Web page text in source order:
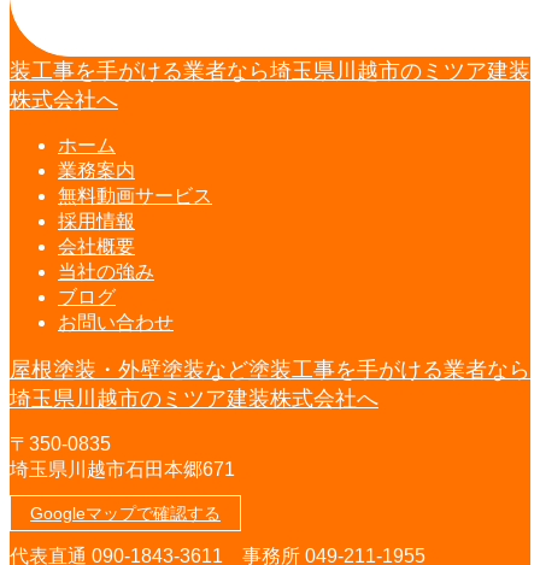
装工事を手がける業者なら埼玉県川越市のミツア建装
株式会社へ
ホーム
業務案内
無料動画サービス
採用情報
会社概要
当社の強み
ブログ
お問い合わせ
屋根塗装・外壁塗装など塗装工事を手がける業者なら
埼玉県川越市のミツア建装株式会社へ
〒350-0835
埼玉県川越市石田本郷671
Googleマップで確認する
代表直通 090-1843-3611 事務所 049-211-1955